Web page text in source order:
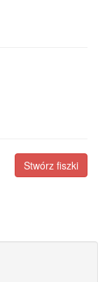
Stwórz fiszki